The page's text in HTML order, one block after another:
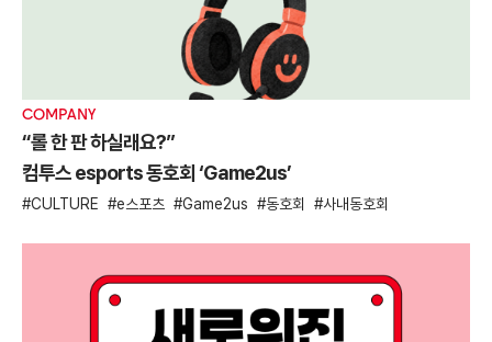
COMPANY
“롤 한 판 하실래요?”
컴투스 esports 동호회 ‘Game2us’
CULTURE e스포츠 Game2us 동호회 사내동호회